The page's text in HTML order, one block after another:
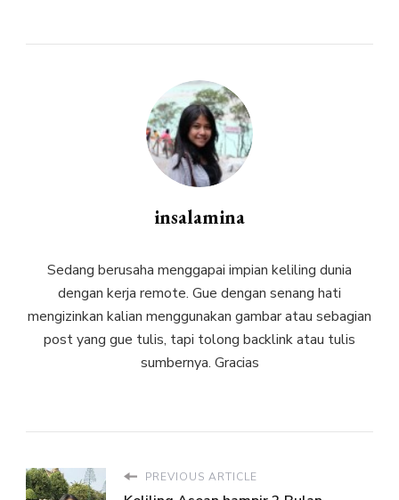
insalamina
Sedang berusaha menggapai impian keliling dunia
dengan kerja remote. Gue dengan senang hati
mengizinkan kalian menggunakan gambar atau sebagian
post yang gue tulis, tapi tolong backlink atau tulis
sumbernya. Gracias
PREVIOUS ARTICLE